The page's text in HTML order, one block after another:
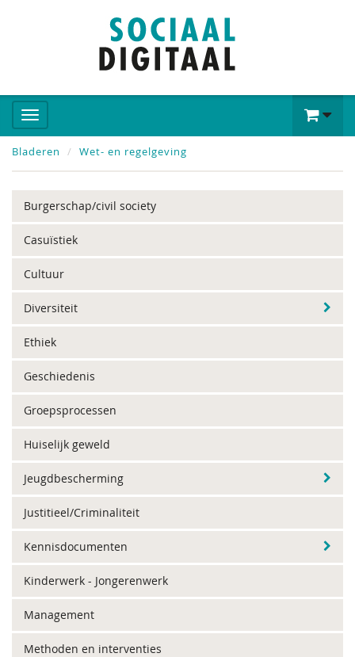
Bladeren Wet- en regelgeving
Burgerschap/civil society
Casuïstiek
Cultuur
Diversiteit
Ethiek
Geschiedenis
Groepsprocessen
Huiselijk geweld
Jeugdbescherming
Justitieel/Criminaliteit
Kennisdocumenten
Kinderwerk - Jongerenwerk
Management
Methoden en interventies